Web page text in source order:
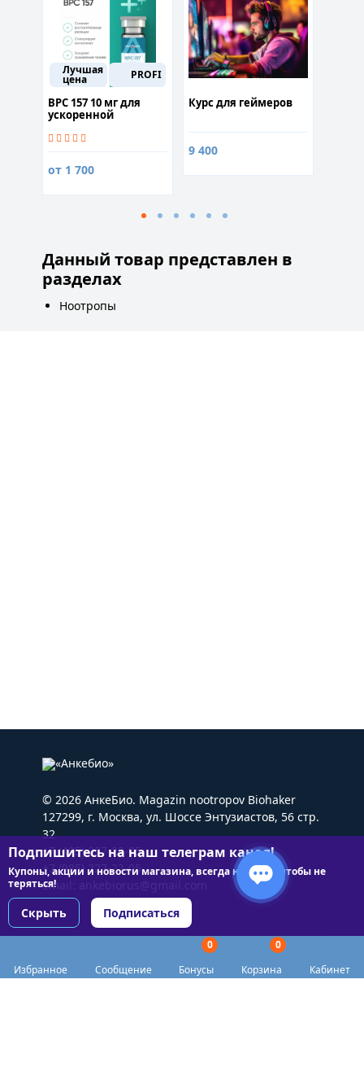
Избранное Сообщение
0
Бонусы
0
Корзина
Кабинет
Лучшая
цена PROFI
BPC 157 10 мг для
ускоренной
защиты от токсинов
от 1 700
Курс для геймеров
9 400
Данный товар представлен в
разделах
Ноотропы
© 2026 АнкеБио. Magazin nootropov Biohaker
127299, г. Москва, ул. Шоссе Энтузиастов, 56 стр.
32
+7 (495) 227-22-05
+7 (985) 227-22-05
Email: ankebiorus@gmail.com
Подпишитесь на наш телеграм канал!
Купоны, акции и новости магазина, всегда на связи чтобы не
теряться!
Скрыть Подписаться